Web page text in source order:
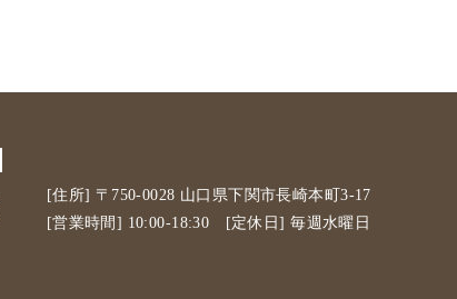
[住所] 〒750-0028 山口県下関市長崎本町3-17
[営業時間] 10:00-18:30 [定休日] 毎週水曜日